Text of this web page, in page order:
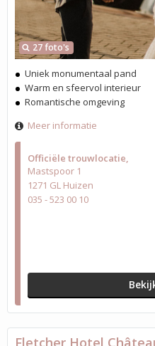
Officiële trouwlocatie
Mastspoor 1
1271 GL Huizen
035 - 523 00 10
27 foto's
Uniek monumentaal pand
Warm en sfeervol interieur
Romantische omgeving
Meer informatie